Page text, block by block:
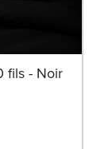
fils - Noir